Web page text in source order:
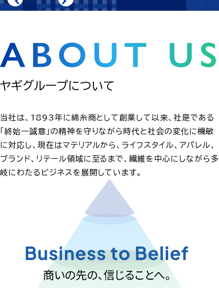
ヤギグループについて
当社は、1893年に綿糸商として創業して以来、社是である
「終始一誠意」の精神を守りながら時代と社会の変化に機敏
に対応し、現在はマテリアルから、ライフスタイル、アパレル、
ブランド、リテール領域に至るまで、繊維を中心にしながら多
岐にわたるビジネスを展開しています。